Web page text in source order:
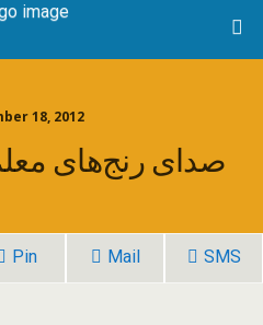
18, 2012
صدای رنج‌های
Pin Mail SMS